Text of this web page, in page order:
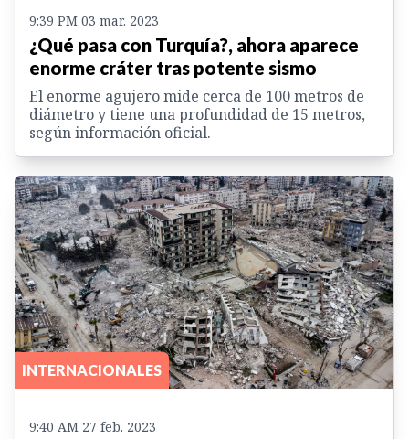
9:39 PM 03 mar. 2023
¿Qué pasa con Turquía?, ahora aparece
enorme cráter tras potente sismo
El enorme agujero mide cerca de 100 metros de
diámetro y tiene una profundidad de 15 metros,
según información oficial.
INTERNACIONALES
9:40 AM 27 feb. 2023